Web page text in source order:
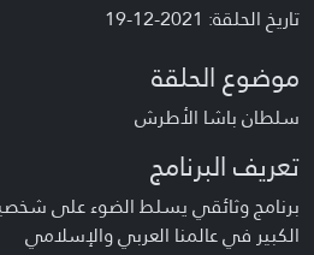
تاريخ الحلقة: 2021-12-19
موضوع الحلقة
سلطان باشا الأطرش
تعريف البرنامج
برنامج وثائقي يسلط الضوء على
الكبير في عالمنا العربي والإسلامي